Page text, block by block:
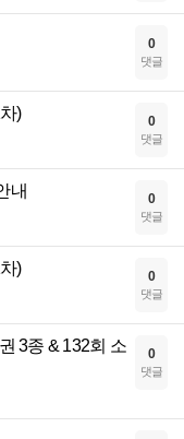
0
댓글
) 0
댓글
내 0
댓글
) 0
댓글
3종 & 132회 소
0
댓글